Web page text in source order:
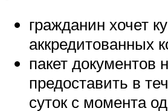
гражданин хочет
аккредитованных
пакет документов
предоставить в
суток с момента